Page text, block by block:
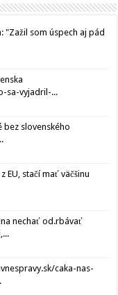
"Zažil som úspech aj pád
sa-vyjadril-...
bez slovenského
EU, stačí mať väčšinu
nechať od.rbávať
caka-nas-